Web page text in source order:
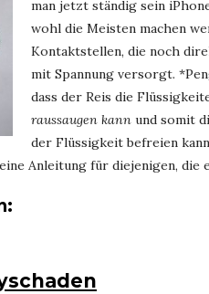
man jetzt ständig sein
wohl die Meisten machen
Kontaktstellen, die noch
mit Spannung versorgt.
dass der Reis die
raussaugen kann und somit
der Flüssigkeit befreien
Anleitung für diejenigen, die